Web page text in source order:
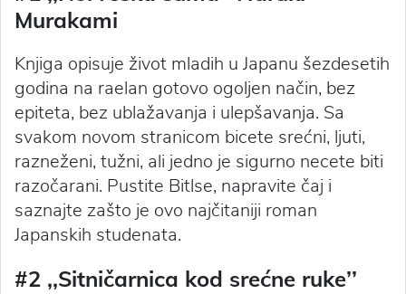
Murakami
Knjiga opisuje život mladih u Japanu šezdesetih
godina na raelan gotovo ogoljen način, bez
epiteta, bez ublažavanja i ulepšavanja. Sa
svakom novom stranicom bicete srećni, ljuti,
razneženi, tužni, ali jedno je sigurno necete biti
razočarani. Pustite Bitlse, napravite čaj i
saznajte zašto je ovo najčitaniji roman
Japanskih studenata.
#2 ‚‚Sitničarnica kod srećne ruke’’